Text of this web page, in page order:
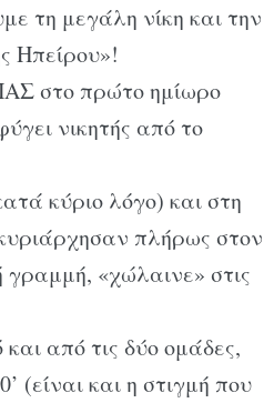
τη μεγάλη νίκη και την
Ηπείρου»!
στο πρώτο ημίωρο
νικητής από το
κύριο λόγο) και στη
πλήρως στον
«χώλαινε» στις
από τις δύο ομάδες,
(είναι και η στιγμή που